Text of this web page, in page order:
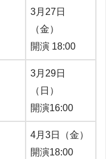
3月27日
（金）
開演 18:00
3月29日
（日）
開演16:00
4月3日（金）
開演18:00